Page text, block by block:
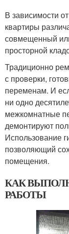
В зависимости
квартиры
совмещенный
просторной
Традиционно
с проверки,
переменам. И
ни одно
межкомнатные
демонтируют
Использование
позволяющий
помещения.
КАК
РАБОТЫ